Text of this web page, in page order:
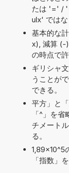
たは '=' /
ulx' では
基本的な
x), 減算 (-
の時点で
ギリシャ
うことが
できる。
平方」と
「^」を
チメート
る。
1,89×10^5
「指数」